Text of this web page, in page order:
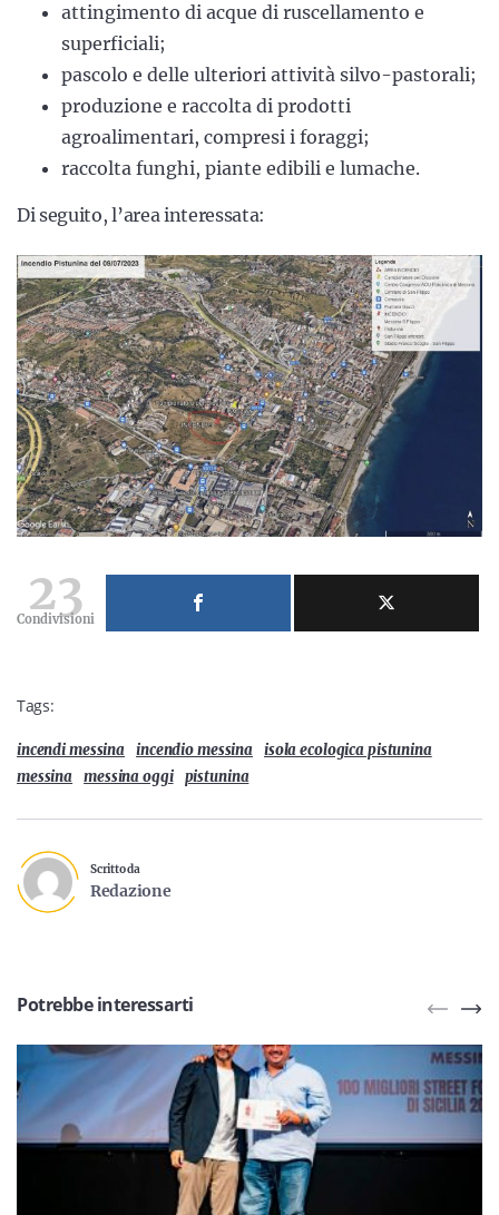
attingimento di acque di ruscellamento e
superficiali;
pascolo e delle ulteriori attività silvo-pastorali;
produzione e raccolta di prodotti
agroalimentari, compresi i foraggi;
raccolta funghi, piante edibili e lumache.
Di seguito, l’area interessata:
23
Condivisioni
Tags:
incendi messina incendio messina isola ecologica pistunina
messina messina oggi pistunina
Scritto da
Redazione
Potrebbe interessarti